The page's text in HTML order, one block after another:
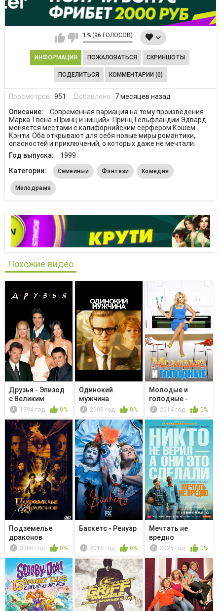
1% (96 ГОЛОСОВ)
ИНФОРМАЦИЯ ПОЖАЛОВАТЬСЯ СКРИНШОТЫ
ПОДЕЛИТЬСЯ КОММЕНТАРИИ (0)
Просмотров: 951 Добавлено: 7 месяцев назад
Описание:
Современная вариация на тему произведения
Марка Твена «Принц и нищий». Принц Гельфландии Эдвард
меняется местами с калифорнийским серфером Кэшем
Кэнти. Оба открывают для себя новые миры романтики,
опасностей и приключений, о которых даже не мечтали.
Год выпуска:
1999
Категории:
Семейный Фэнтези Комедия
Мелодрама
Похожие видео
Друзья - Эпизод
с Великим
Поцелуем Рэ...
1994 год 0%
Одинокий
мужчина
2009 год 0%
Молодые и
голодные -
Young & Punch
2014 год 0%
Подземелье
драконов
2000 год 0%
Баскетс - Ренуар
2016 год 0%
Мечтать не
вредно
2026 год 0%